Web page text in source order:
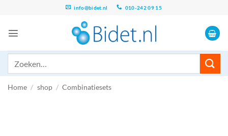
inhoud
info@bidet.nl 010-242 09 15
Home / shop / Combinatiesets